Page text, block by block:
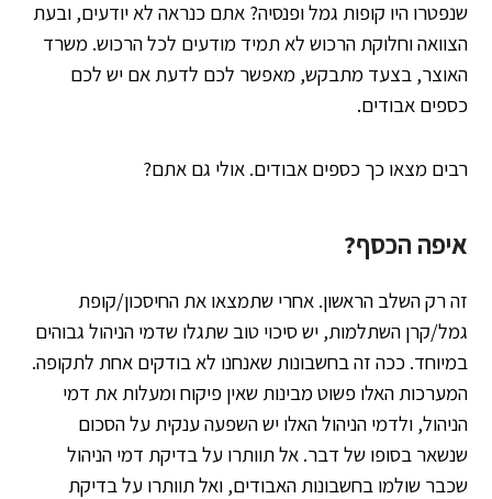
שנפטרו היו קופות גמל ופנסיה? אתם כנראה לא יודעים, ובעת
הצוואה וחלוקת הרכוש לא תמיד מודעים לכל הרכוש. משרד
האוצר, בצעד מתבקש, מאפשר לכם לדעת אם יש לכם
כספים אבודים.
רבים מצאו כך כספים אבודים. אולי גם אתם?
איפה הכסף?
זה רק השלב הראשון. אחרי שתמצאו את החיסכון/קופת
גמל/קרן השתלמות, יש סיכוי טוב שתגלו שדמי הניהול גבוהים
במיוחד. ככה זה בחשבונות שאנחנו לא בודקים אחת לתקופה.
המערכות האלו פשוט מבינות שאין פיקוח ומעלות את דמי
הניהול, ולדמי הניהול האלו יש השפעה ענקית על הסכום
שנשאר בסופו של דבר. אל תוותרו על בדיקת דמי הניהול
שכבר שולמו בחשבונות האבודים, ואל תוותרו על בדיקת